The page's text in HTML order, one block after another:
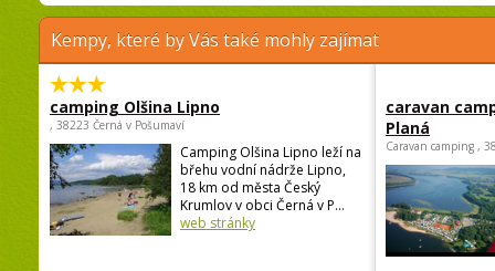
Kempy, které by Vás také mohly zajímat
camping Olšina Lipno
, 38223 Černá v Pošumaví
Camping Olšina Lipno leží na
břehu vodní nádrže Lipno,
18 km od města Český
Krumlov v obci Černá v P...
web stránky
caravan
Planá
Caravan camping ,